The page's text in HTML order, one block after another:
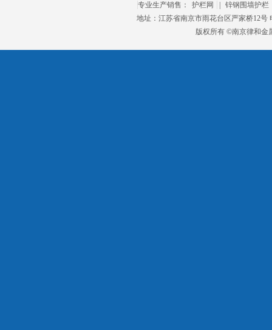
专业生产销售： 护栏网
锌钢围墙护栏
地址：江苏省南京市雨花台区严家桥12号
版权所有 ©南京律和金